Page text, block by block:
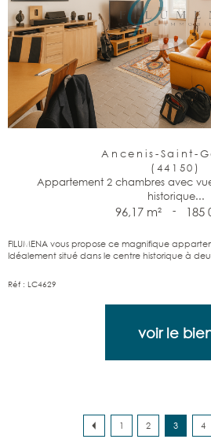
Ancenis-Saint-
(44150)
Appartement 2 chambres avec
historique...
96,17 m² - 185
FILUMENA vous propose ce magnifique
Idéalement situé dans le centre historique à
Réf : LC4629
voir le
1 2 3 4